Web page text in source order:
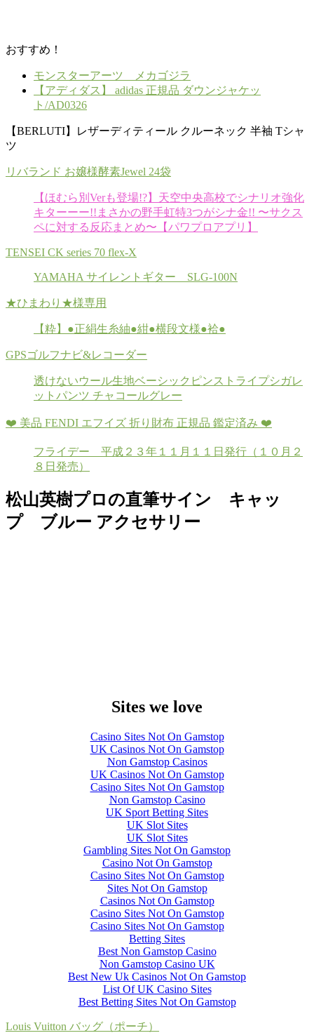
おすすめ！
モンスターアーツ メカゴジラ
【アディダス】 adidas 正規品 ダウンジャケッ
ト/AD0326
【BERLUTI】レザーディティール クルーネック 半袖 Tシャ
ツ
リバランド お嬢様酵素Jewel 24袋
【ほむら別Verも登場!?】天空中央高校でシナリオ強化
キターーー!!まさかの野手虹特3つがシナ金!! 〜サクス
ペに対する反応まとめ〜【パワプロアプリ】
TENSEI CK series 70 flex-X
YAMAHA サイレントギター SLG-100N
★ひまわり★様専用
【粋】●正絹生糸紬●紺●横段文様●袷●
GPSゴルフナビ&レコーダー
透けないウール生地ベーシックピンストライプシガレ
ットパンツ チャコールグレー
❤️ 美品 FENDI エフイズ 折り財布 正規品 鑑定済み ❤️
フライデー 平成２３年１１月１１日発行（１０月２
８日発売）
松山英樹プロの直筆サイン キャッ
プ ブルー アクセサリー
Sites we love
Casino Sites Not On Gamstop
UK Casinos Not On Gamstop
Non Gamstop Casinos
UK Casinos Not On Gamstop
Casino Sites Not On Gamstop
Non Gamstop Casino
UK Sport Betting Sites
UK Slot Sites
UK Slot Sites
Gambling Sites Not On Gamstop
Casino Not On Gamstop
Casino Sites Not On Gamstop
Sites Not On Gamstop
Casinos Not On Gamstop
Casino Sites Not On Gamstop
Casino Sites Not On Gamstop
Betting Sites
Best Non Gamstop Casino
Non Gamstop Casino UK
Best New Uk Casinos Not On Gamstop
List Of UK Casino Sites
Best Betting Sites Not On Gamstop
Louis Vuitton バッグ（ポーチ）